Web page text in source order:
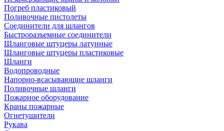
Погреб пластиковый
Поливочные пистолеты
Соединители для шлангов
Быстроразъемные соединители
Шланговые штуцеры латунные
Шланговые штуцеры пластиковые
Шланги
Водопроводные
Напорно-всасывающие шланги
Поливочные шланги
Пожарное оборудование
Краны пожарные
Огнетушители
Рукава